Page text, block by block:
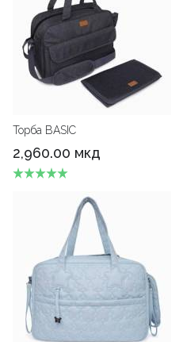
Торба BASIC
2,960.00 мкд